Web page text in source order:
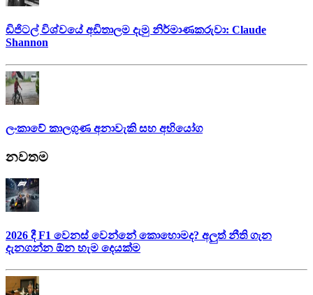
ඩිජිටල් විශ්වයේ අඩිතාලම දැමු නිර්මාණකරුවා: Claude
Shannon
ලංකාවේ කාලගුණ අනාවැකි සහ අභියෝග
නවතම
2026 දී F1 වෙනස් වෙන්නේ කොහොමද? අලුත් නීති ගැන
දැනගන්න ඕන හැම දෙයක්ම